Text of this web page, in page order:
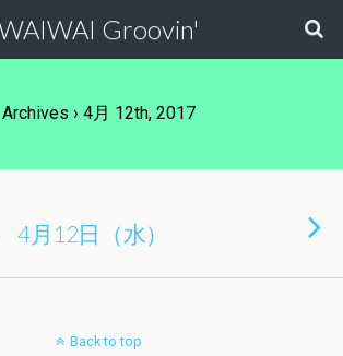
Groovin'
Archives › 4月 12th, 2017
月12日（水）
Back to top